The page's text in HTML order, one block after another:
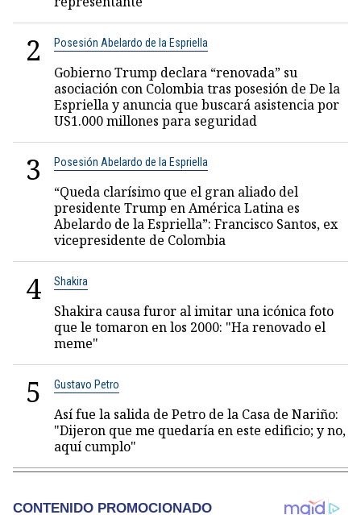
2 Posesión Abelardo de la Espriella
Gobierno Trump declara “renovada” su
asociación con Colombia tras posesión de De la
Espriella y anuncia que buscará asistencia por
US1.000 millones para seguridad
3 Posesión Abelardo de la Espriella
“Queda clarísimo que el gran aliado del
presidente Trump en América Latina es
Abelardo de la Espriella”: Francisco Santos, ex
vicepresidente de Colombia
4 Shakira
Shakira causa furor al imitar una icónica foto
que le tomaron en los 2000: "Ha renovado el
meme"
5 Gustavo Petro
Así fue la salida de Petro de la Casa de Nariño:
"Dijeron que me quedaría en este edificio; y no,
aquí cumplo"